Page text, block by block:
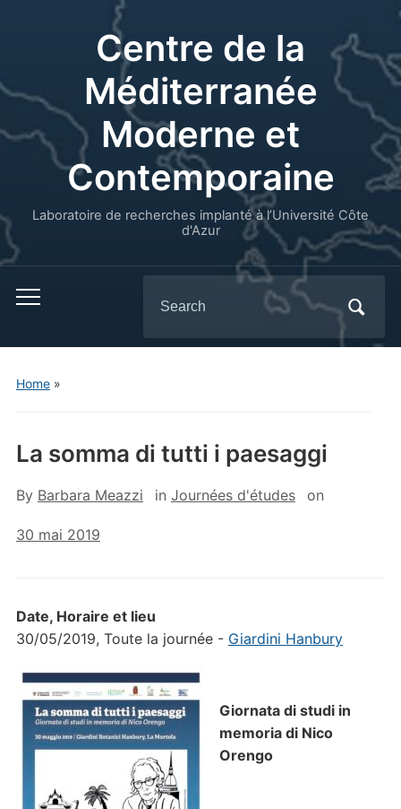
Centre de la
Méditerranée
Moderne et
Contemporaine
Laboratoire de recherches implanté à l’Université Côte
d'Azur
for:
Home»
La somma di tutti i paesaggi
By Barbara Meazzi in Journées d'études on
30 mai 2019
Date, Horaire et lieu
30/05/2019, Toute la journée - Giardini Hanbury
Giornata di studi in
memoria di Nico
Orengo